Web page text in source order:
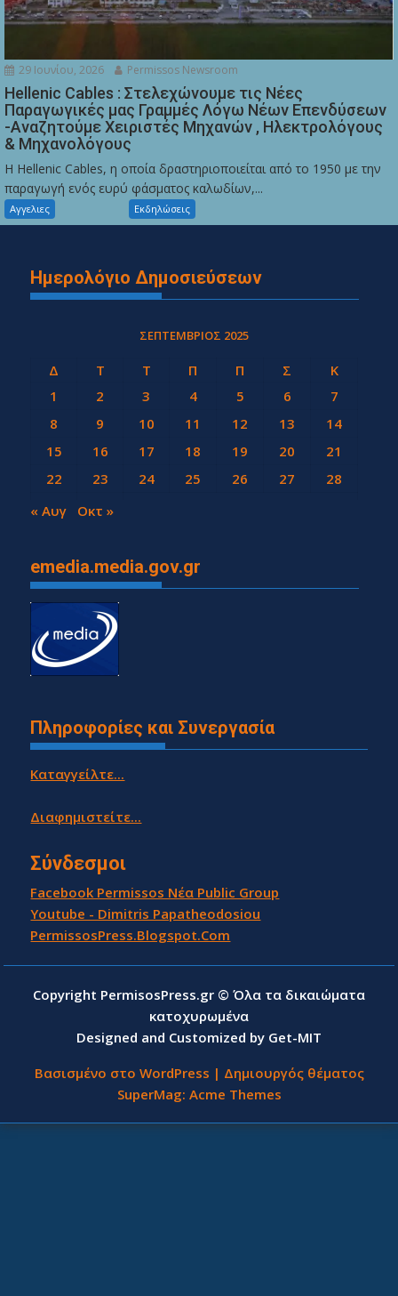
29 Ιουνίου, 2026 Permissos Newsroom
Hellenic Cables : Στελεχώνουμε τις Νέες
Παραγωγικές μας Γραμμές Λόγω Νέων Επενδύσεων
-Αναζητούμε Χειριστές Μηχανών , Ηλεκτρολόγους
& Μηχανολόγους
Η Hellenic Cables, η οποία δραστηριοποιείται από το 1950 με την
παραγωγή ενός ευρύ φάσματος καλωδίων,...
Αγγελιες Εκδηλώσεις
Ημερολόγιο Δημοσιεύσεων
ΣΕΠΤΈΜΒΡΙΟΣ 2025
Δ Τ Τ Π Π Σ
Κ
1
2 3 4 5 6
7
8
9 10 11 12 13
14
15
16 17 18 19 20
21
22
23 24 25 26 27
28
29
30
« Αυγ Οκτ »
emedia.media.gov.gr
Πληροφορίες και Συνεργασία
Καταγγείλτε...
Διαφημιστείτε...
Σύνδεσμοι
Facebook Permissos Νέα Public Group
Youtube - Dimitris Papatheodosiou
PermissosPress.Blogspot.Com
Copyright PermisosPress.gr © Όλα τα δικαιώματα
κατοχυρωμένα
Designed and Customized by Get-MIT
Βασισμένο στο WordPress | Δημιουργός θέματος
SuperMag: Acme Themes